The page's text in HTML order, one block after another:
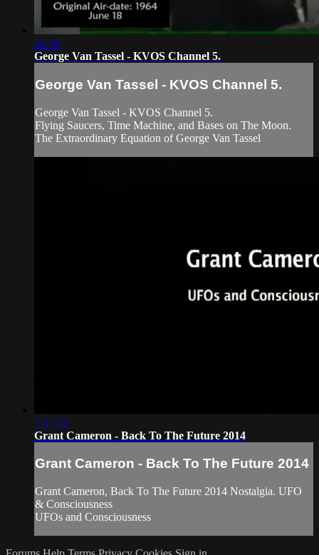
25:56
George Van Tassel - KVOS Channel 5.
George Van Tassel - KVOS Channel 5.
George Van Tassel - KVOS Channel 5.
Flying Saucers, Time Machine, and Bases on The Moon.
The Extraordinary Equation of George Van Tassel
1:07:33
Grant Cameron - Back To The Future 2014
Grant Cameron - Back To The Future 2014
Grant Cameron, Back To The Future 2014 Nostalgia. UFO
& Consciousness
UFOs and Consciousness